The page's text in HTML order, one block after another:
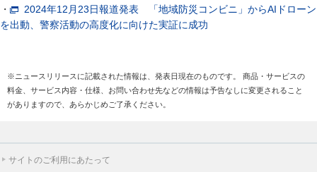
・
2024年12月23日報道発表 「地域防災コンビニ」からAIドローン
を出動、警察活動の高度化に向けた実証に成功
※ニュースリリースに記載された情報は、発表日現在のものです。 商品・サービスの
料金、サービス内容・仕様、お問い合わせ先などの情報は予告なしに変更されること
がありますので、あらかじめご了承ください。
サイトのご利用にあたって